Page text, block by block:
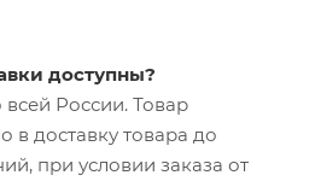
доступны?
России. Товар
в доставку товара до
при условии заказа от